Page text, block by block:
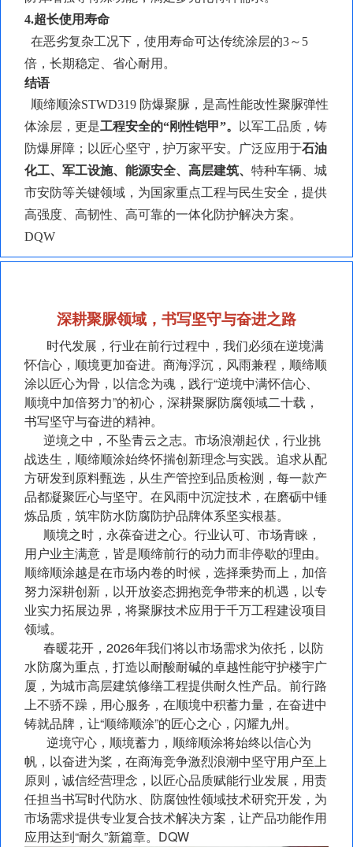
4.超长使用寿命
在恶劣复杂工况下，使用寿命可达传统涂层的3～5
倍，长期稳定、省心耐用。
结语
顺缔顺涂STWD319 防爆聚脲，是高性能改性聚脲弹性
体涂层，更是工程安全的“刚性铠甲”。
以军工品质，铸
防爆屏障；以匠心坚守，护万家平安。广泛应用于石油
化工、军工设施、能源安全、高层建筑、 特种车辆、城
市安防等关键领域，为国家重点工程与民生安全，提供
高强度、高韧性、高可靠的一体化防护解决方案。
DQW
深耕聚脲领域，书写坚守与奋进之路
时代发展，行业在前行过程中，我们必须在逆境满
怀信心，顺境更加奋进。商海浮沉，风雨兼程，顺缔顺
涂以匠心为骨，以信念为魂，践行“逆境中满怀信心、
顺境中加倍努力”的初心，深耕聚脲防腐领域二十载，
书写坚守与奋进的精神。
逆境之中，不坠青云之志。市场浪潮起伏，行业挑
战迭生，顺缔顺涂始终怀揣创新理念与实践。追求从配
方研发到原料甄选，从生产管控到品质检测，每一款产
品都凝聚匠心与坚守。在风雨中沉淀技术，在磨砺中锤
炼品质，筑牢防水防腐防护品牌体系坚实根基。
顺境之时，永葆奋进之心。行业认可、市场青睐，
用户业主满意，皆是顺缔前行的动力而非停歇的理由。
顺缔顺涂越是在市场内卷的时候，选择乘势而上，加倍
努力深耕创新，以开放姿态拥抱竞争带来的机遇，以专
业实力拓展边界，将聚脲技术应用于千万工程建设项目
领域。
春暖花开，2026年我们将以市场需求为依托，以防
水防腐为重点，打造以耐酸耐碱的卓越性能守护楼宇广
厦，为城市高层建筑修缮工程提供耐久性产品。前行路
上不骄不躁，用心服务，在顺境中积蓄力量，在奋进中
铸就品牌，让“顺缔顺涂”的匠心之心，闪耀九州。
逆境守心，顺境蓄力，顺缔顺涂将始终以信心为
帆，以奋进为桨，在商海竞争激烈浪潮中坚守用户至上
原则，诚信经营理念，以匠心品质赋能行业发展，用责
任担当书写时代防水、防腐蚀性领域技术研究开发，为
市场需求提供专业复合技术解决方案，让产品功能作用
应用达到“耐久”新篇章。DQW